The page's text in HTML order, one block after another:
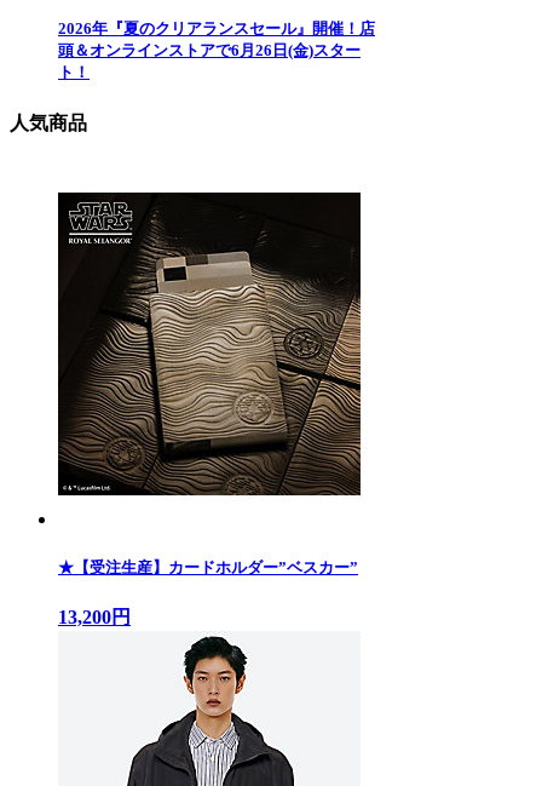
2026年『夏のクリアランスセール』開催！店
頭＆オンラインストアで6月26日(金)スター
ト！
人気商品
★【受注生産】カードホルダー”ベスカー”
13,200円